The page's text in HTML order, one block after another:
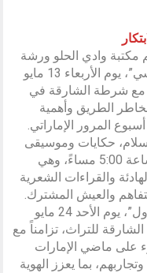
مكتبة وادي الحلو ورشة
“سلامتي على الطريق: ألتزم وأحمي نفسي”، يوم الأربعاء 13 مايو
بالتعاون مع شرطة الشارقة في
الطريق وأهمية
المرور الإماراتي.
حكايات وموسيقى
توحدنا”، يوم الأحد 17 مايو 2026 في الساعة 5:00 مساءً، وهي
والقراءات الشعرية
والعيش المشترك.
وتقدم مكتبة خورفكان فعالية “سوالف أول”، يوم الأحد 24 مايو
في معهد الشارقة للتراث، تزامناً مع
على ماضي الإمارات
بما يعزز الهوية